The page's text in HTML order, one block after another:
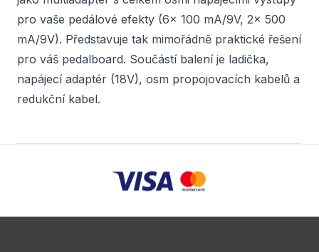
pro vaše pedálové efekty (6x 100 mA/9V, 2x 500
mA/9V). Představuje tak mimořádně praktické řešení
pro váš pedalboard. Součástí balení je ladička,
napájecí adaptér (18V), osm propojovacích kabelů a
redukční kabel.